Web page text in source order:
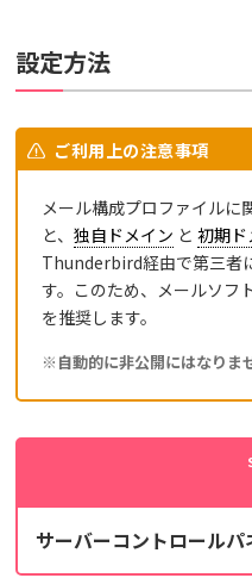
設定方法
ご利用上の注意事項
メール構成プロファイルに
と、独自ドメイン と初期ド
Thunderbird経由で第三者
す。このため、メールソフ
を推奨します。
※自動的に非公開にはなりま
サーバーコントロールパ